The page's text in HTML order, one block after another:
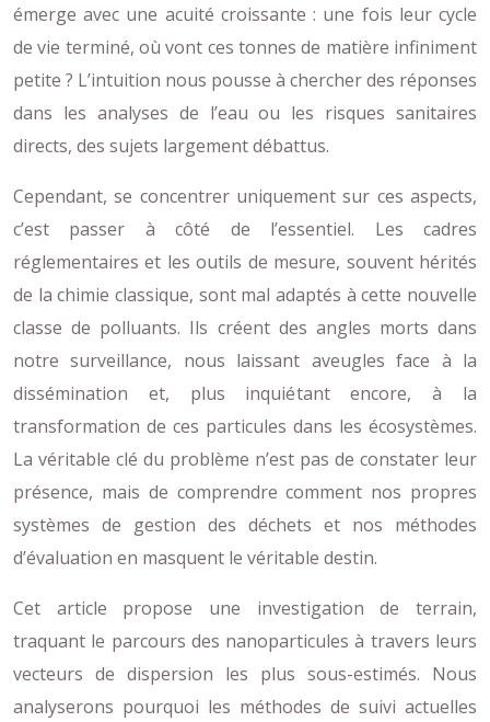
émerge avec une acuité croissante : une fois leur cycle
de vie terminé, où vont ces tonnes de matière infiniment
petite ? L’intuition nous pousse à chercher des réponses
dans les analyses de l’eau ou les risques sanitaires
directs, des sujets largement débattus.
Cependant, se concentrer uniquement sur ces aspects,
c’est passer à côté de l’essentiel. Les cadres
réglementaires et les outils de mesure, souvent hérités
de la chimie classique, sont mal adaptés à cette nouvelle
classe de polluants. Ils créent des angles morts dans
notre surveillance, nous laissant aveugles face à la
dissémination et, plus inquiétant encore, à la
transformation de ces particules dans les écosystèmes.
La véritable clé du problème n’est pas de constater leur
présence, mais de comprendre comment nos propres
systèmes de gestion des déchets et nos méthodes
d’évaluation en masquent le véritable destin.
Cet article propose une investigation de terrain,
traquant le parcours des nanoparticules à travers leurs
vecteurs de dispersion les plus sous-estimés. Nous
analyserons pourquoi les méthodes de suivi actuelles